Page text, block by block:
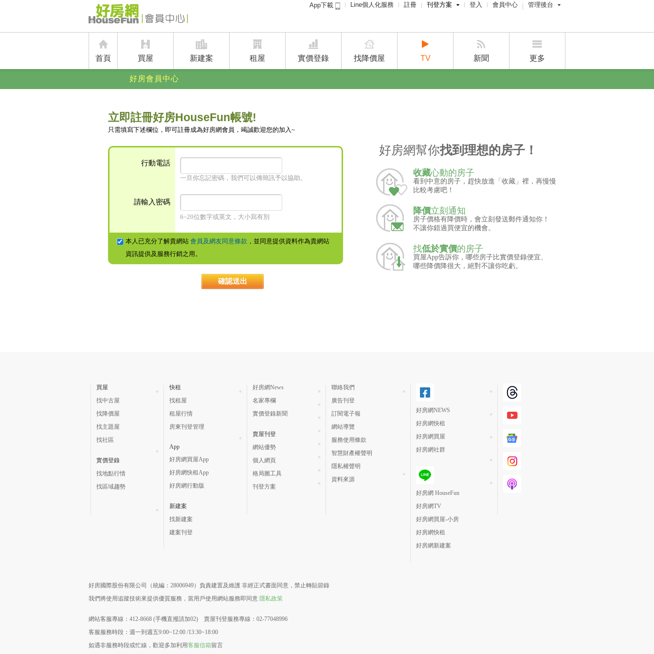
App下載 Line個人化服務 註冊 刊登方案
賣屋刊登
登入 會員中心 管理後台
經紀人員管理後台
首頁 買屋 新建案 租屋 實價登錄 找降價屋 TV 新聞 更多
好房會員中心
立即註冊好房HouseFun帳號!
只需填寫下述欄位，即可註冊成為好房網會員，竭誠歡迎您的加入~
行動電話
一旦你忘記密碼，我們可以傳簡訊予以協助。
請輸入密碼
6~20位數字或英文，大小寫有別
本人已充分了解貴網站 會員及網友同意條款 ，並同意提供資料作為貴網站
資訊提供及服務行銷之用。
好房網幫你找到理想的房子！
收藏心動的房子
看到中意的房子，趕快放進「收藏」裡，再慢慢
比較考慮吧！
降價立刻通知
房子價格有降價時，會立刻發送郵件通知你！
不讓你錯過買便宜的機會。
找低於實價的房子
買屋App告訴你，哪些房子比實價登錄便宜、
哪些降價降很大，絕對不讓你吃虧。
買屋
找中古屋
找降價屋
找主題屋
找社區
實價登錄
找地點行情
找區域趨勢
快租
找租屋
租屋行情
房東刊登管理
App
好房網買屋App
好房網快租App
好房網行動版
新建案
找新建案
建案刊登
好房網News
名家專欄
實價登錄新聞
賣屋刊登
網站優勢
個人網頁
格局圖工具
刊登方案
聯絡我們
廣告刊登
訂閱電子報
網站導覽
服務使用條款
智慧財產權聲明
隱私權聲明
資料來源
好房網NEWS
好房網快租
好房網買屋
好房網社群
好房網 HouseFun
好房網TV
好房網買屋-小房
好房網快租
好房網新建案
好房國際股份有限公司（統編：28006949）負責建置及維護 非經正式書面同意，禁止轉貼節錄
我們將使用追蹤技術來提供優質服務，當用戶使用網站服務即同意 隱私政策
網站客服專線：412-8668 (手機直撥請加02) 賣屋刊登服務專線：02-77048996
客服服務時段：週一到週五9:00~12:00 /13:30~18:00
如遇非服務時段或忙線，歡迎多加利用客服信箱留言